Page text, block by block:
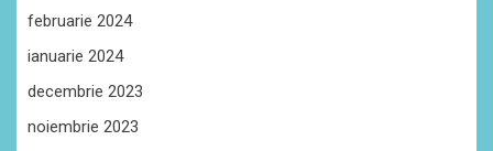
februarie 2024
ianuarie 2024
decembrie 2023
noiembrie 2023